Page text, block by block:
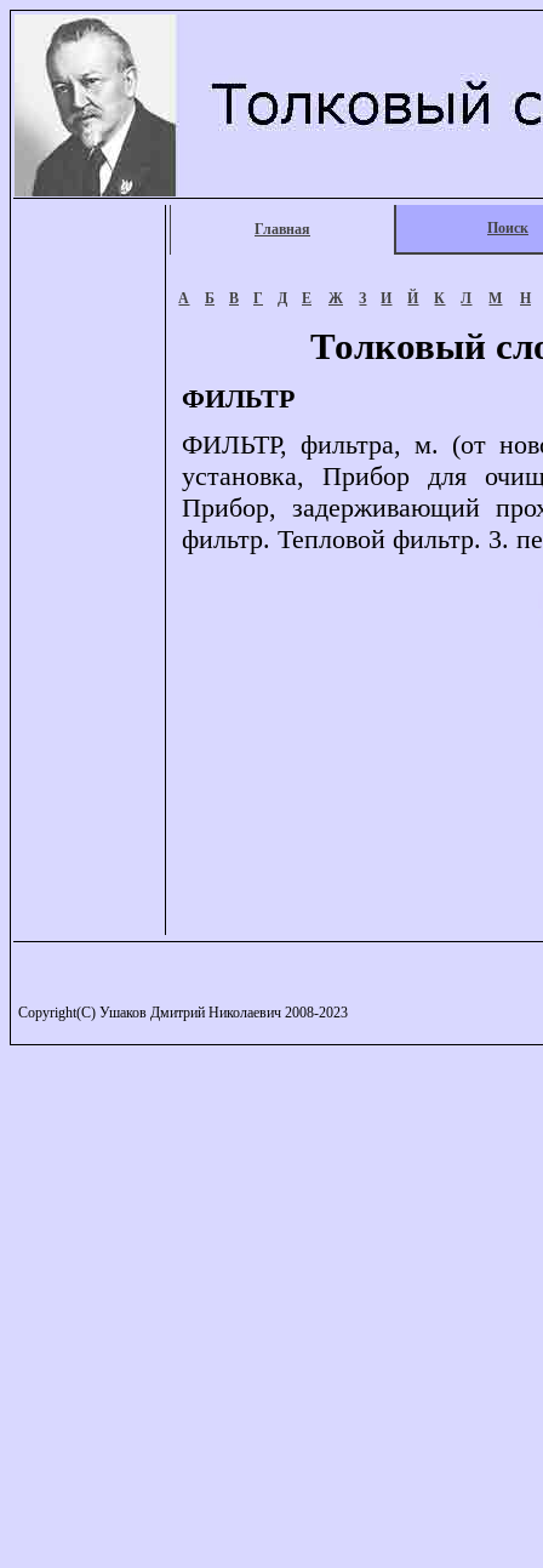
Главная Поиск
А Б В Г Д Е Ж З И Й К Л М Н
Толковый
ФИЛЬТР
ФИЛЬТР, фильтра, м. (от
установка, Прибор для
Прибор, задерживающий
фильтр. Тепловой фильтр. 3.
Copyright(C) Ушаков Дмитрий Николаевич 2008-2023